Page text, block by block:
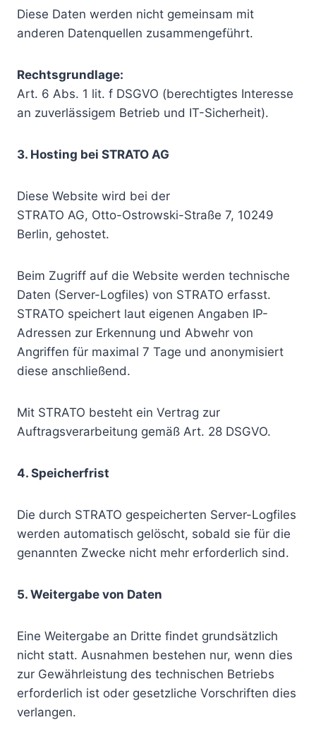
Diese Daten werden nicht gemeinsam mit
anderen Datenquellen zusammengeführt.
Rechtsgrundlage:
Art. 6 Abs. 1 lit. f DSGVO (berechtigtes Interesse
an zuverlässigem Betrieb und IT-Sicherheit).
3. Hosting bei STRATO AG
Diese Website wird bei der
STRATO AG, Otto-Ostrowski-Straße 7, 10249
Berlin, gehostet.
Beim Zugriff auf die Website werden technische
Daten (Server-Logfiles) von STRATO erfasst.
STRATO speichert laut eigenen Angaben IP-
Adressen zur Erkennung und Abwehr von
Angriffen für maximal 7 Tage und anonymisiert
diese anschließend.
Mit STRATO besteht ein Vertrag zur
Auftragsverarbeitung gemäß Art. 28 DSGVO.
4. Speicherfrist
Die durch STRATO gespeicherten Server-Logfiles
werden automatisch gelöscht, sobald sie für die
genannten Zwecke nicht mehr erforderlich sind.
5. Weitergabe von Daten
Eine Weitergabe an Dritte findet grundsätzlich
nicht statt. Ausnahmen bestehen nur, wenn dies
zur Gewährleistung des technischen Betriebs
erforderlich ist oder gesetzliche Vorschriften dies
verlangen.